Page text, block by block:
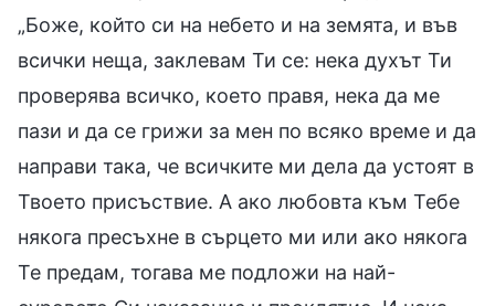
„Боже, който си на небето и на земята, и във
всички неща, заклевам Ти се: нека духът Ти
проверява всичко, което правя, нека да ме
пази и да се грижи за мен по всяко време и да
направи така, че всичките ми дела да устоят в
Твоето присъствие. А ако любовта към Тебе
някога пресъхне в сърцето ми или ако някога
Те предам, тогава ме подложи на най-